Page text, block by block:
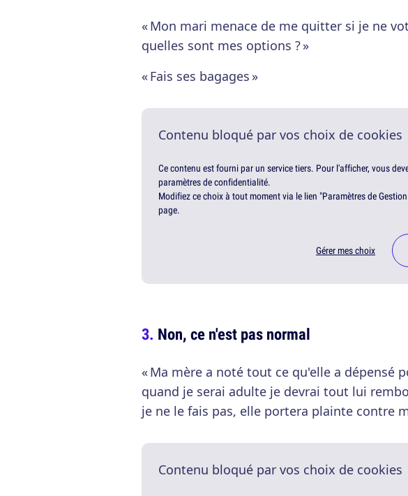
« Mon mari menace de me quitter si je ne
quelles sont mes options ? »
« Fais ses bagages »
Contenu bloqué par vos choix de cookies
Ce contenu est fourni par un service tiers. Pour l'afficher, vous
paramètres de confidentialité.
Modifiez ce choix à tout moment via le lien "Paramètres de
page.
Gérer mes choix
Non, ce n'est pas normal
« Ma mère a noté tout ce qu'elle a dépensé
quand je serai adulte je devrai tout lui
je ne le fais pas, elle portera plainte contre
Contenu bloqué par vos choix de cookies